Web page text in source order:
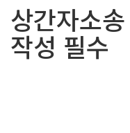
상간자소
작성 필수